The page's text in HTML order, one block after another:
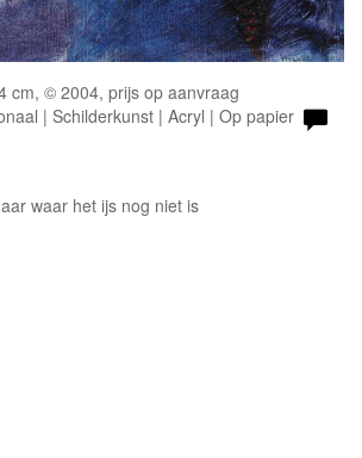
cm, © 2004, prijs op aanvraag
| Schilderkunst | Acryl | Op papier
waar het ijs nog niet is